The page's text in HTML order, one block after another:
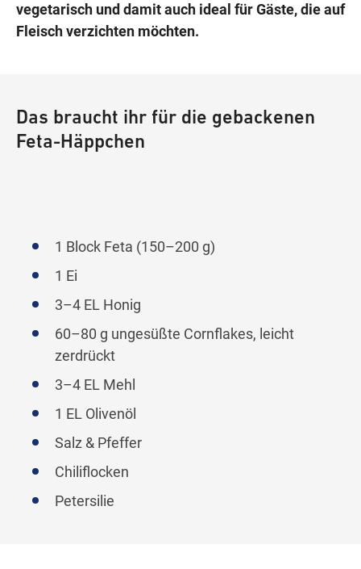
vegetarisch und damit auch ideal für Gäste, die auf
Fleisch verzichten möchten.
Das braucht ihr für die gebackenen
Feta-Häppchen
1 Block Feta (150–200 g)
1 Ei
3–4 EL Honig
60–80 g ungesüßte Cornflakes, leicht
zerdrückt
3–4 EL Mehl
1 EL Olivenöl
Salz & Pfeffer
Chiliflocken
Petersilie